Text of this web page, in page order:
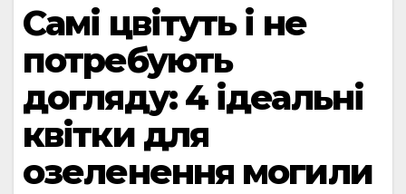
Самі цвітуть і не
потребують
догляду: 4 ідеальні
квітки для
озеленення могили